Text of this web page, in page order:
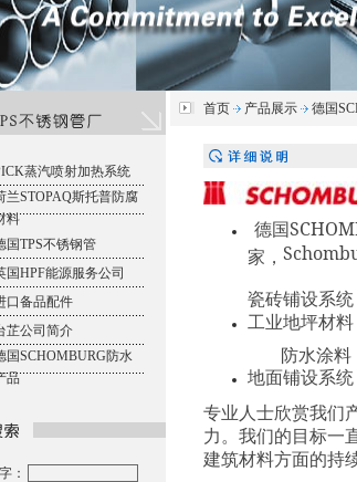
蒸汽喷射加热系统
兰STOPAQ斯托普防腐
料
国TPS不锈钢管
国HPF能源服务公司
口备品配件
芷公司简介
国SCHOMBURG防水
品
：
首页 产品展示 德国
德国
家，
瓷砖铺设系统
工业地坪材料
防水涂料
地面铺设系统
专业人士欣赏我们
力。 我们的目标一
建筑材料方面的持